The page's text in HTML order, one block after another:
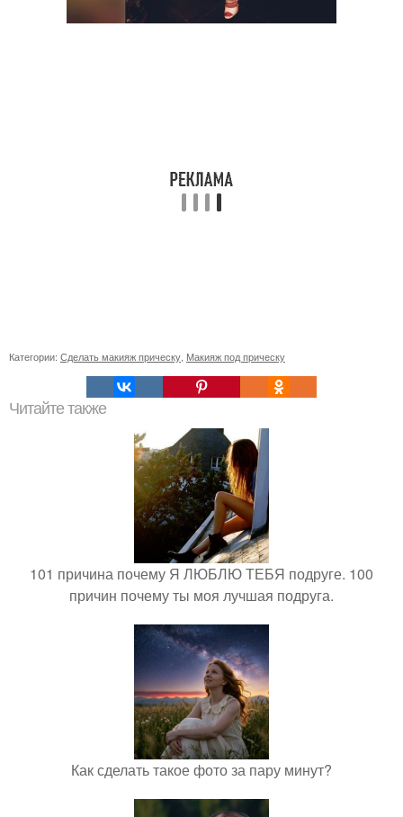
Категории: Сделать макияж прическу Макияж под прическу
Читайте также
101 причина почему Я ЛЮБЛЮ ТЕБЯ подруге. 100
причин почему ты моя лучшая подруга.
Как сделать такое фото за пару минут?